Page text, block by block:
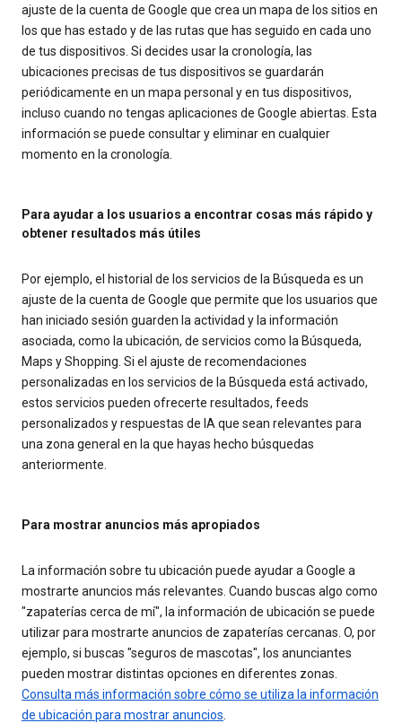
ajuste de la cuenta de Google que crea un mapa de los sitios en
los que has estado y de las rutas que has seguido en cada uno
de tus dispositivos. Si decides usar la cronología, las
ubicaciones precisas de tus dispositivos se guardarán
periódicamente en un mapa personal y en tus dispositivos,
incluso cuando no tengas aplicaciones de Google abiertas. Esta
información se puede consultar y eliminar en cualquier
momento en la cronología.
Para ayudar a los usuarios a encontrar cosas más rápido y
obtener resultados más útiles
Por ejemplo, el historial de los servicios de la Búsqueda es un
ajuste de la cuenta de Google que permite que los usuarios que
han iniciado sesión guarden la actividad y la información
asociada, como la ubicación, de servicios como la Búsqueda,
Maps y Shopping. Si el ajuste de recomendaciones
personalizadas en los servicios de la Búsqueda está activado,
estos servicios pueden ofrecerte resultados, feeds
personalizados y respuestas de IA que sean relevantes para
una zona general en la que hayas hecho búsquedas
anteriormente.
Para mostrar anuncios más apropiados
La información sobre tu ubicación puede ayudar a Google a
mostrarte anuncios más relevantes. Cuando buscas algo como
"zapaterías cerca de mí", la información de ubicación se puede
utilizar para mostrarte anuncios de zapaterías cercanas. O, por
ejemplo, si buscas "seguros de mascotas", los anunciantes
pueden mostrar distintas opciones en diferentes zonas.
Consulta más información sobre cómo se utiliza la información
de ubicación para mostrar anuncios